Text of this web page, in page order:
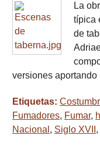
La
típica
de
versiones
Etiquetas:
Fumadores, Fumar,
Nacional , Siglo XVII ,